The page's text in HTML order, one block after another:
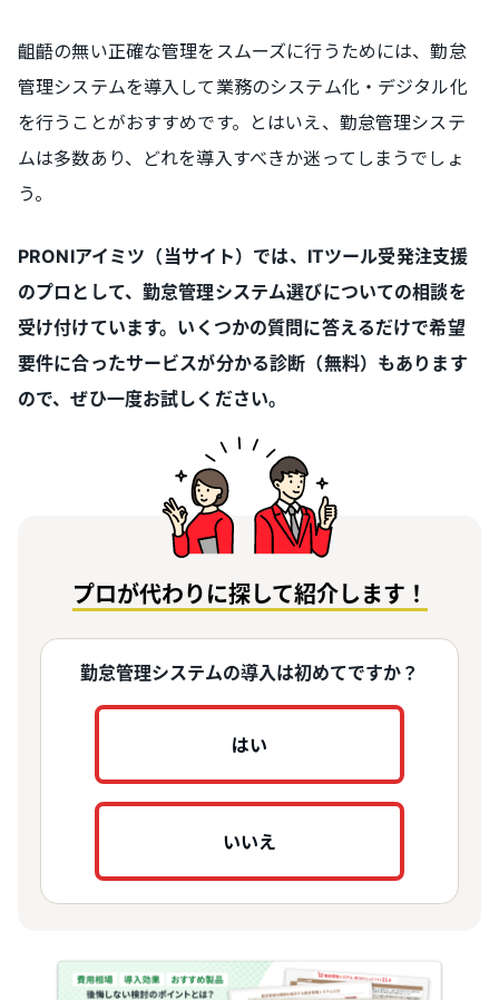
齟齬の無い正確な管理をスムーズに行うためには、勤怠
管理システムを導入して業務のシステム化・デジタル化
を行うことがおすすめです。とはいえ、勤怠管理システ
ムは多数あり、どれを導入すべきか迷ってしまうでしょ
う。
PRONIアイミツ（当サイト）では、ITツール受発注支援
のプロとして、勤怠管理システム選びについての相談を
受け付けています。いくつかの質問に答えるだけで希望
要件に合ったサービスが分かる診断（無料）もあります
ので、ぜひ一度お試しください。
プロが代わりに探して紹介します！
勤怠管理システムの導入は初めてですか？
はい
いいえ